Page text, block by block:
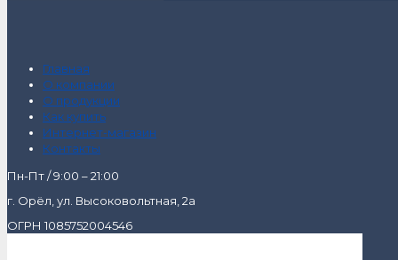
Главная
О компании
О продукции
Как купить
Интернет-магазин
Контакты
Пн-Пт / 9:00 – 21:00
г. Орёл, ул. Высоковольтная, 2а
ОГРН 1085752004546